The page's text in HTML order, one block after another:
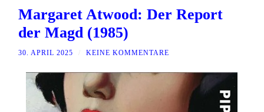
Margaret Atwood: Der Report
der Magd (1985)
30. APRIL 2025 KEINE KOMMENTARE